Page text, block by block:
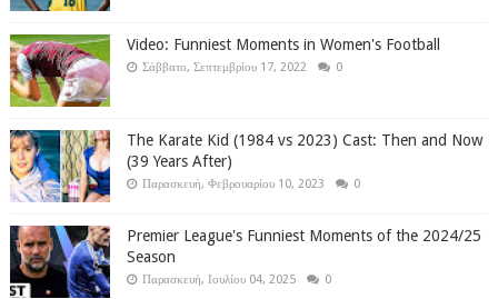
Video: Funniest Moments in Women's Football
Σάββατο, Σεπτεμβρίου 17, 2022 0
The Karate Kid (1984 vs 2023) Cast: Then and Now
(39 Years After)
Παρασκευή, Φεβρουαρίου 10, 2023 0
Premier League's Funniest Moments of the 2024/25
Season
Παρασκευή, Ιουλίου 04, 2025 0